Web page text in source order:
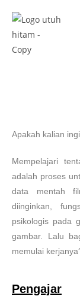
Apakah kalian
Mempelajari
adalah proses
data mentah
diinginkan,
psikologis pada
gambar. Lalu
memulai
Pengajar